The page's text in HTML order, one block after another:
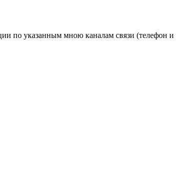
по указанным мною каналам связи (телефон и